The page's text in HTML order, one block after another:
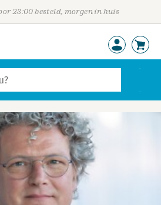
23:00 besteld, morgen in huis